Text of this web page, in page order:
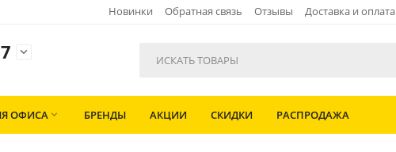
Новинки Обратная связь Отзывы Доставка и оплата

ОФИСА  БРЕНДЫ АКЦИИ СКИДКИ РАСПРОДАЖА